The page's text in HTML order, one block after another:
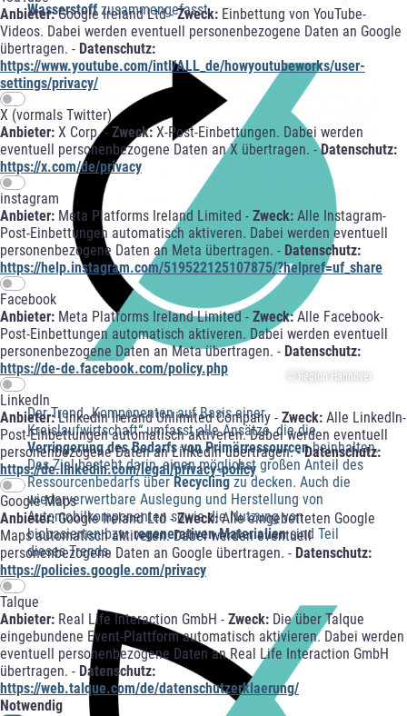
Anbieter:Google Ireland Ltd -Zweck: Einbettung von YouTube-
Videos. Dabei werden eventuell personenbezogene Daten an Google
übertragen. - Datenschutz:
https://www.youtube.com/intl/ALL_de/howyoutubeworks/user-
settings/privacy/
X (vormals Twitter)
Anbieter: X Corp. - Zweck: X-Post-Einbettungen. Dabei werden
eventuell personenbezogene Daten an X übertragen. -Datenschutz:
https://x.com/de/privacy
instagram
Anbieter: Meta Platforms Ireland Limited - Zweck: Alle Instagram-
Post-Einbettungen automatisch aktiveren. Dabei werden eventuell
personenbezogene Daten an Meta übertragen. - Datenschutz:
https://help.instagram.com/519522125107875/?helpref=uf_share
Facebook
Anbieter: Meta Platforms Ireland Limited - Zweck:Alle Facebook-
Post-Einbettungen automatisch aktiveren. Dabei werden eventuell
personenbezogene Daten an Meta übertragen. - Datenschutz:
https://de-de.facebook.com/policy.php
LinkedIn
Anbieter:LinkedIn Ireland Unlimited Company - Zweck: Alle LinkedIn-
Post-Einbettungen automatisch aktiveren. Dabei werden eventuell
personenbezogene Daten an LinkedIn übertragen. -Datenschutz:
https://de.linkedin.com/legal/privacy-policy
Google Maps
Anbieter:Google Ireland Ltd -Zweck:Alle eingebetteten Google
Maps automatisch aktiveren. Dabei werden eventuell
personenbezogene Daten an Google übertragen. - Datenschutz:
https://policies.google.com/privacy
Talque
Anbieter: Real Life Interaction GmbH - Zweck: Die über Talque
eingebundene Event-Plattform automatisch aktivieren. Dabei werden
eventuell personenbezogene Daten an Real Life Interaction GmbH
übertragen. - Datenschutz:
https://web.talque.com/de/datenschutzerklaerung/
Notwendig
Wasserstoffzusammengefasst.
© Region Hannover
Der Trend „Komponenten auf Basis einer
Kreislaufwirtschaft“ umfasst alle Ansätze, die die
Verringerung des Bedarfs von Primärressourcenbeinhalten.
Das Ziel besteht darin, einen möglichst großen Anteil des
Ressourcenbedarfs über Recycling zu decken. Auch die
wiederverwertbare Auslegung und Herstellung von
Automobilkomponenten sowie die Nutzung von
biobasierten bzw.regenerativen Materialiensind Teil
dieses Trends.